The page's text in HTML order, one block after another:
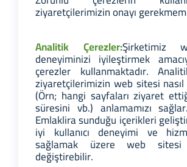
ziyaretçilerimizin onayı
Analitik Çerezler:Şirketimiz
deneyiminizi iyileştirmek
çerezler kullanmaktadır.
ziyaretçilerimizin web sitesi nasıl
(Örn; hangi sayfaları ziyaret
süresini vb.) anlamamızı
Emlaklira sunduğu içerikleri
iyi kullanıcı deneyimi ve
sağlamak üzere web sitesi
değiştirebilir.